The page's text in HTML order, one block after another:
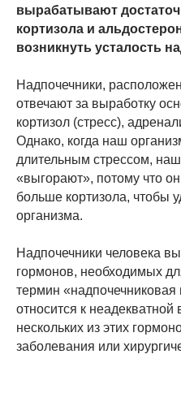
вырабатывают
кортизола и
возникнуть усталость
Надпочечники,
отвечают за выработку
кортизол (стресс),
Однако, когда наш
длительным стрессом,
«выгорают», потому что
больше кортизола, чтобы
организма.
Надпочечники человека
гормонов, необходимых
термин «надпочечниковая
относится к
нескольких из этих
заболевания или